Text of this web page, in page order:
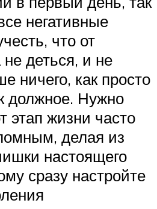
негативные
что от
деться, и не
ничего, как просто
должное. Нужно
этап жизни часто
делая из
настоящего
сразу настройте